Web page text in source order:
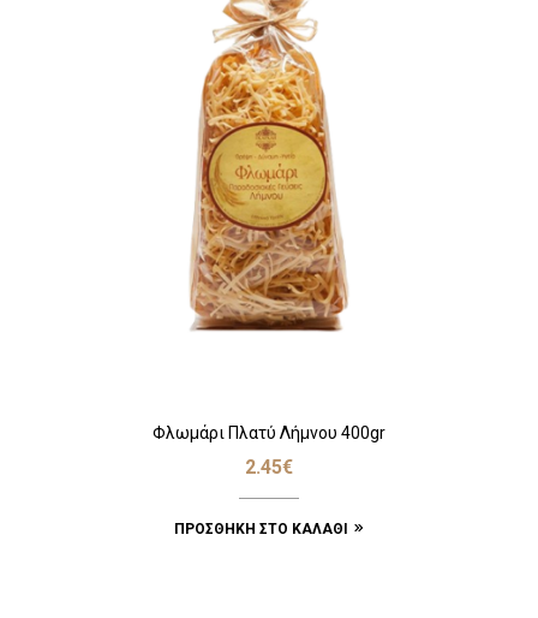
Φλωμάρι Πλατύ Λήμνου 400gr
2.45€
ΠΡΟΣΘΉΚΗ ΣΤΟ ΚΑΛΆΘΙ